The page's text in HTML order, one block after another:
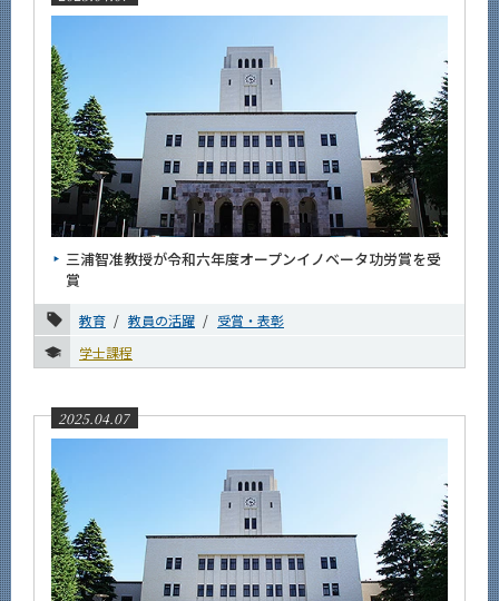
三浦智准教授が令和六年度オープンイノベータ功労賞を受
賞
教育 教員の活躍
受賞・表彰
学士課程
2025.04.07
サイト構成
系詳細情報
CLOSE